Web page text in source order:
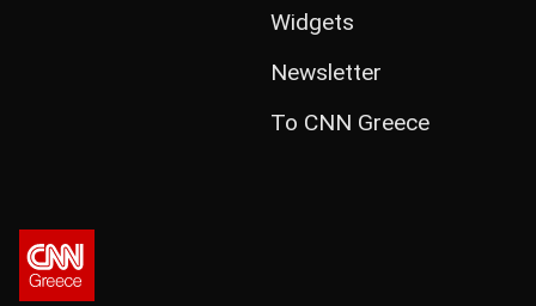
Widgets
Newsletter
Το CNN Greece